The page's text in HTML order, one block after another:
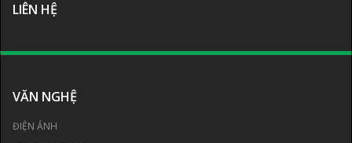
LIÊN HỆ
VĂN NGHỆ
ĐIỆN ẢNH